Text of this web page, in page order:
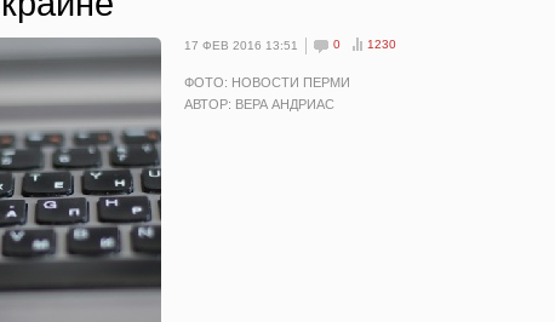
17 ФЕВ 2016 13:51 0 1230
ФОТО: НОВОСТИ ПЕРМИ
АВТОР: ВЕРА АНДРИАС